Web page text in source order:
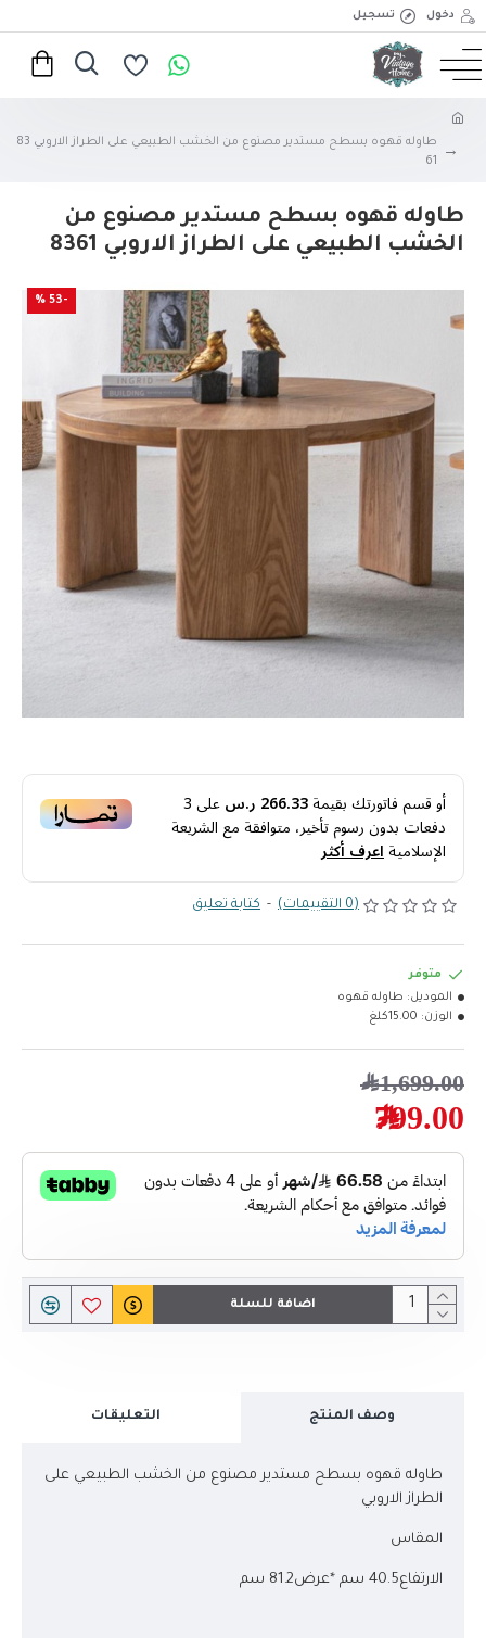
دخول تسجيل
طاوله قهوه بسطح مستدير مصنوع من الخشب الطبيعي على الطراز الاروبي 83
61
طاوله قهوه بسطح مستدير مصنوع من
الخشب الطبيعي على الطراز الاروبي 8361
-53 %
أو قسم فاتورتك بقيمة266.33 ر.س على3
دفعات بدون رسوم تأخير، متوافقة مع الشريعة
الإسلاميةاعرف أكثر
(0 التقييمات) - كتابة تعليق
799.00﷼
1,699.00﷼
متوفر
الموديل: طاوله قهوه
الوزن: 15.00كلغ
اضافة للسلة
وصف المنتج التعليقات
طاوله قهوه بسطح مستدير مصنوع من الخشب الطبيعي على
الطراز الاروبي
المقاس
الارتفاع40.5 سم *عرض81.2 سم